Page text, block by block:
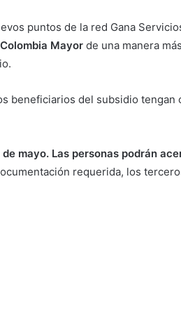
puntos de la red Gana
Mayor de una manera
beneficiarios del subsidio tengan
mayo. Las personas podrán
requerida, los